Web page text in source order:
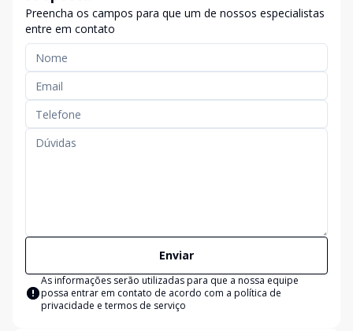
Preencha os campos para que um de nossos especialistas
entre em contato
Enviar
As informações serão utilizadas para que a nossa equipe
possa entrar em contato de acordo com a política de
privacidade e termos de serviço